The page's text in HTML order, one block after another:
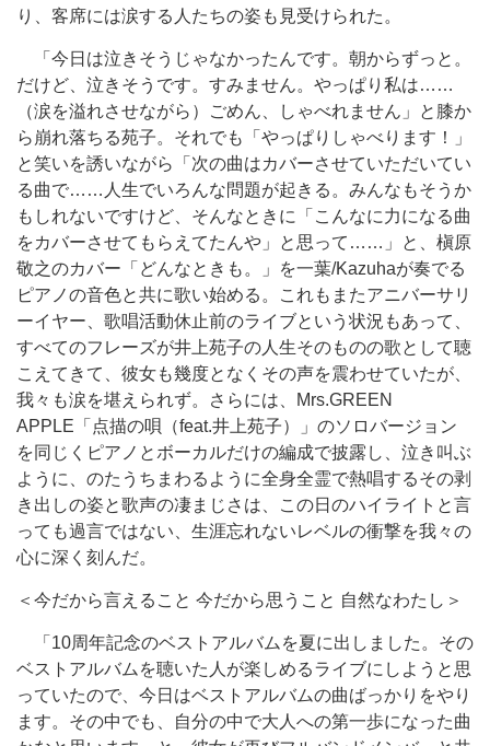
り、客席には涙する人たちの姿も見受けられた。
「今日は泣きそうじゃなかったんです。朝からずっと。
だけど、泣きそうです。すみません。やっぱり私は……
（涙を溢れさせながら）ごめん、しゃべれません」と膝か
ら崩れ落ちる苑子。それでも「やっぱりしゃべります！」
と笑いを誘いながら「次の曲はカバーさせていただいてい
る曲で……人生でいろんな問題が起きる。みんなもそうか
もしれないですけど、そんなときに「こんなに力になる曲
をカバーさせてもらえてたんや」と思って……」と、槇原
敬之のカバー「どんなときも。」を一葉/Kazuhaが奏でる
ピアノの音色と共に歌い始める。これもまたアニバーサリ
ーイヤー、歌唱活動休止前のライブという状況もあって、
すべてのフレーズが井上苑子の人生そのものの歌として聴
こえてきて、彼女も幾度となくその声を震わせていたが、
我々も涙を堪えられず。さらには、Mrs.GREEN
APPLE「点描の唄（feat.井上苑子）」のソロバージョン
を同じくピアノとボーカルだけの編成で披露し、泣き叫ぶ
ように、のたうちまわるように全身全霊で熱唱するその剥
き出しの姿と歌声の凄まじさは、この日のハイライトと言
っても過言ではない、生涯忘れないレベルの衝撃を我々の
心に深く刻んだ。
＜今だから言えること 今だから思うこと 自然なわたし＞
「10周年記念のベストアルバムを夏に出しました。その
ベストアルバムを聴いた人が楽しめるライブにしようと思
っていたので、今日はベストアルバムの曲ばっかりをやり
ます。その中でも、自分の中で大人への第一歩になった曲